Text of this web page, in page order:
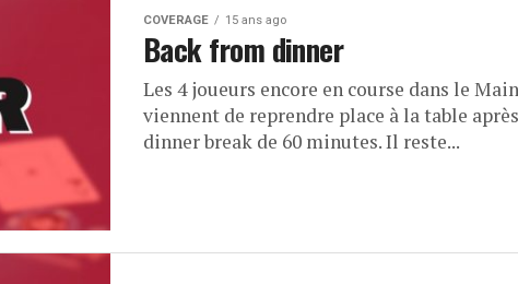
COVERAGE 15 ans ago
Back from dinner
Les 4 joueurs encore en course dans le
viennent de reprendre place à la table
dinner break de 60 minutes. Il reste...